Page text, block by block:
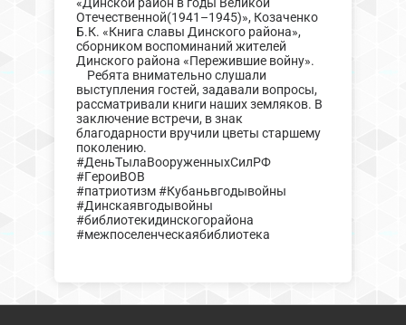
Отечественной(1941–1945)», Козаченко
Б.К. «Книга славы Динского района»,
сборником воспоминаний жителей
Динского района «Пережившие войну».
Ребята внимательно слушали
выступления гостей, задавали вопросы,
рассматривали книги наших земляков. В
заключение встречи, в знак
благодарности вручили цветы старшему
поколению.
#ДеньТылаВооруженныхСилРФ
#ГероиВОВ
#патриотизм #Кубаньвгодывойны
#Динскаявгодывойны
#библиотекидинскогорайона
#межпоселенческаябиблиотека